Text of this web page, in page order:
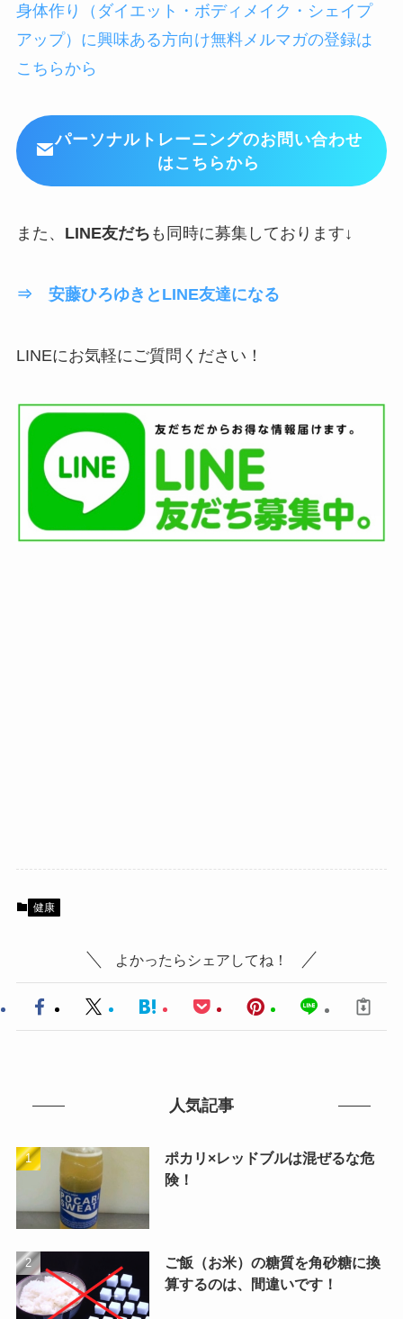
身体作り（ダイエット・ボディメイク・シェイプ
アップ）に興味ある方向け無料メルマガの登録は
こちらから
パーソナルトレーニングのお問い合わせ
はこちらから
また、 LINE友だち も同時に募集しております↓
⇒ 安藤ひろゆきとLINE友達になる
LINEにお気軽にご質問ください！
健康
よかったらシェアしてね！
人気記事
ポカリ×レッドブルは混ぜるな危
険！
ご飯（お米）の糖質を角砂糖に換
算するのは、間違いです！